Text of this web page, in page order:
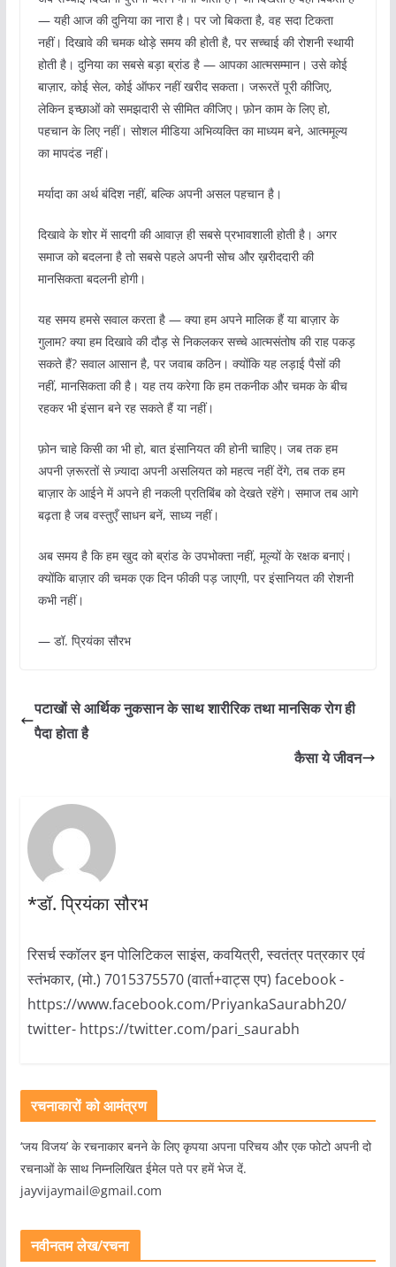
— यही आज की दुनिया का नारा है। पर जो बिकता है, वह सदा टिकता
नहीं। दिखावे की चमक थोड़े समय की होती है, पर सच्चाई की रोशनी स्थायी
होती है। दुनिया का सबसे बड़ा ब्रांड है — आपका आत्मसम्मान। उसे कोई
बाज़ार, कोई सेल, कोई ऑफर नहीं खरीद सकता। जरूरतें पूरी कीजिए,
लेकिन इच्छाओं को समझदारी से सीमित कीजिए। फ़ोन काम के लिए हो,
पहचान के लिए नहीं। सोशल मीडिया अभिव्यक्ति का माध्यम बने, आत्ममूल्य
का मापदंड नहीं।
मर्यादा का अर्थ बंदिश नहीं, बल्कि अपनी असल पहचान है।
दिखावे के शोर में सादगी की आवाज़ ही सबसे प्रभावशाली होती है। अगर
समाज को बदलना है तो सबसे पहले अपनी सोच और ख़रीददारी की
मानसिकता बदलनी होगी।
यह समय हमसे सवाल करता है — क्या हम अपने मालिक हैं या बाज़ार के
गुलाम? क्या हम दिखावे की दौड़ से निकलकर सच्चे आत्मसंतोष की राह पकड़
सकते हैं? सवाल आसान है, पर जवाब कठिन। क्योंकि यह लड़ाई पैसों की
नहीं, मानसिकता की है। यह तय करेगा कि हम तकनीक और चमक के बीच
रहकर भी इंसान बने रह सकते हैं या नहीं।
फ़ोन चाहे किसी का भी हो, बात इंसानियत की होनी चाहिए। जब तक हम
अपनी ज़रूरतों से ज़्यादा अपनी असलियत को महत्व नहीं देंगे, तब तक हम
बाज़ार के आईने में अपने ही नकली प्रतिबिंब को देखते रहेंगे। समाज तब आगे
बढ़ता है जब वस्तुएँ साधन बनें, साध्य नहीं।
अब समय है कि हम खुद को ब्रांड के उपभोक्ता नहीं, मूल्यों के रक्षक बनाएं।
क्योंकि बाज़ार की चमक एक दिन फीकी पड़ जाएगी, पर इंसानियत की रोशनी
कभी नहीं।
— डॉ. प्रियंका सौरभ
पटाखों से आर्थिक नुकसान के साथ शारीरिक तथा मानसिक रोग ही
पैदा होता है
कैसा ये जीवन
*डॉ. प्रियंका सौरभ
रिसर्च स्कॉलर इन पोलिटिकल साइंस, कवयित्री, स्वतंत्र पत्रकार एवं
स्तंभकार, (मो.) 7015375570 (वार्ता+वाट्स एप) facebook -
https://www.facebook.com/PriyankaSaurabh20/
twitter- https://twitter.com/pari_saurabh
रचनाकारों को आमंत्रण
‘जय विजय’ के रचनाकार बनने के लिए कृपया अपना परिचय और एक फोटो अपनी दो
रचनाओं के साथ निम्नलिखित ईमेल पते पर हमें भेज दें.
jayvijaymail@gmail.com
नवीनतम लेख/रचना